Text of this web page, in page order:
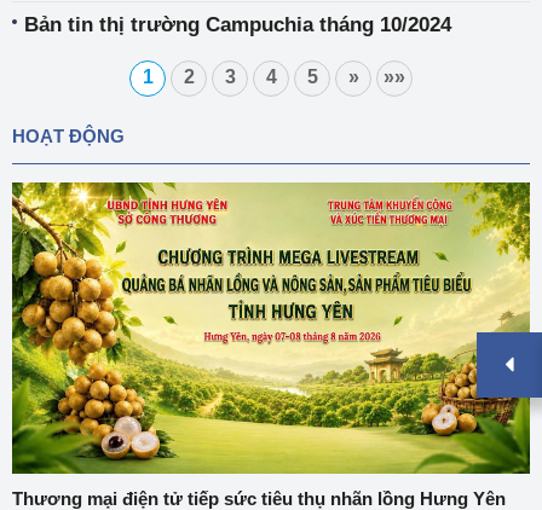
Bản tin thị trường Campuchia tháng 10/2024
1 2 3 4 5 » »»
HOẠT ĐỘNG
Thương mại điện tử tiếp sức tiêu thụ nhãn lồng Hưng Yên